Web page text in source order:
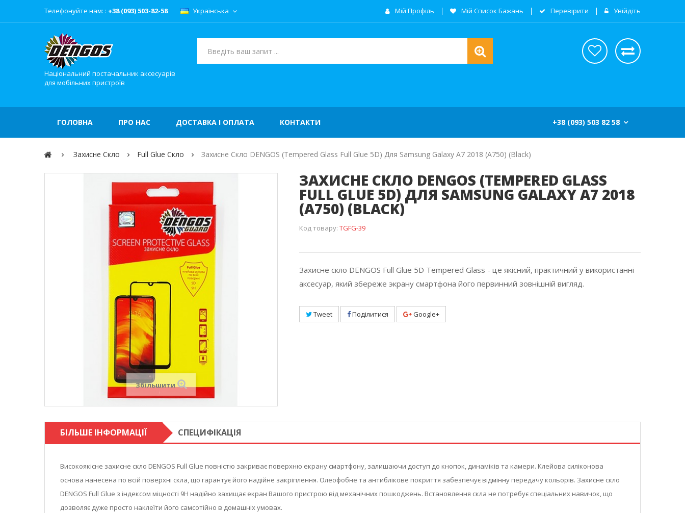
Телефонуйте нам: : +38 (093) 503-82-58 Мій Профіль Мій Список Бажань Перевірити Увійдіть
Українська
Національний постачальник аксесуарів
для мобільних пристроїв
ГОЛОВНА ПРО НАС ДОСТАВКА І ОПЛАТА КОНТАКТИ +38 (093) 503 82 58
Захисне Скло Full Glue Скло Захисне Скло DENGOS (Tempered Glass Full Glue 5D) Для Samsung Galaxy А7 2018 (А750) (black)
Збільшити
ЗАХИСНЕ СКЛО DENGOS (TEMPERED GLASS
FULL GLUE 5D) ДЛЯ SAMSUNG GALAXY А7 2018
(А750) (BLACK)
Код товару: TGFG-39
Захисне скло DENGOS Full Glue 5D Tempered Glass - це якісний, практичний у використанні
аксесуар, який збереже экрану смартфона його первинний зовнішній вигляд.
Tweet Поділитися Google+
БІЛЬШЕ ІНФОРМАЦІЇ СПЕЦИФІКАЦІЯ
Високоякісне захисне скло DENGOS Full Glue повністю закриває поверхню екрану смартфону, залишаючи доступ до кнопок, динаміків та камери. Клейова силіконова
основа нанесена по всій поверхні скла, що гарантує його надійне закріплення. Олеофобне та антиблікове покриття забезпечує відмінну передачу кольорів. Захисне скло
DENGOS Full Glue з індексом міцності 9Н надійно захищає екран Вашого пристрою від механічних пошкоджень. Встановлення скла не потребує спеціальних навичок, що
дозволяє дуже просто наклеїти його самсотійно в домашніх умовах.